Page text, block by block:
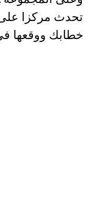
تحدث مركزا
خطابك ووقعها